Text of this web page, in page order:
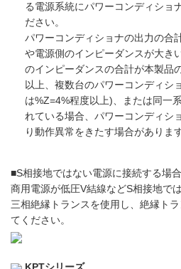
る電源系統にパワーコンディショ
ださい。
パワーコンディショナの出力の合
や電源側のインピーダンスが大き
のインピーダンスの合計が本製品
以上、複数台のパワーコンディシ
は%Z=4%程度以上)、または同一
れている場合、パワーコンディシ
り動作異常をきたす場合があります
■S相接地ではない電源に接続する場合
商用電源が低圧V結線などS相接地で
三相絶縁トランスを使用し、絶縁ト
てください。